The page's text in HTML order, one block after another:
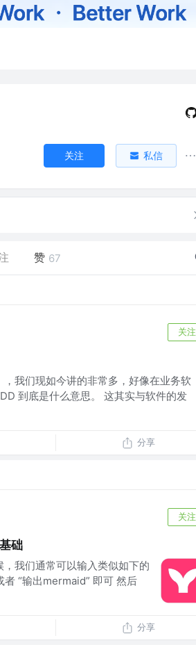
关注 私信
赞 67
关注
我们现如今讲的非常多，好像在业务软
到底是什么意思。 这其实与软件的发
分享
关注
础
我们通常可以输入类似如下的
“输出mermaid” 即可 然后
分享